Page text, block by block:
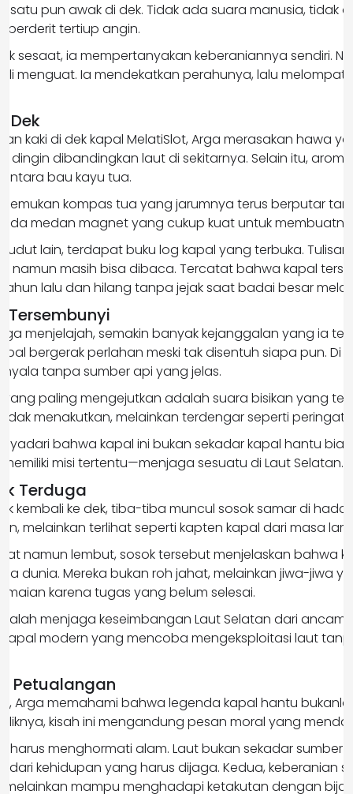
satu pun awak di dek. Tidak ada suara manusia, tidak
berderit tertiup angin.
sesaat, ia mempertanyakan keberaniannya sendiri.
menguat. Ia mendekatkan perahunya, lalu melompat
Dek
kaki di dek kapal MelatiSlot, Arga merasakan hawa
dingin dibandingkan laut di sekitarnya. Selain itu,
bau kayu tua.
kompas tua yang jarumnya terus berputar
ada medan magnet yang cukup kuat untuk
lain, terdapat buku log kapal yang terbuka.
namun masih bisa dibaca. Tercatat bahwa kapal
lalu dan hilang tanpa jejak saat badai besar
Tersembunyi
menjelajah, semakin banyak kejanggalan yang ia
bergerak perlahan meski tak disentuh siapa pun. Di
tanpa sumber api yang jelas.
yang paling mengejutkan adalah suara bisikan yang
menakutkan, melainkan terdengar seperti
bahwa kapal ini bukan sekadar kapal hantu
misi tertentu—menjaga sesuatu di Laut Selatan.
Terduga
kembali ke dek, tiba-tiba muncul sosok samar di
melainkan terlihat seperti kapten kapal dari masa
namun lembut, sosok tersebut menjelaskan bahwa
dunia. Mereka bukan roh jahat, melainkan jiwa-jiwa
karena tugas yang belum selesai.
menjaga keseimbangan Laut Selatan dari
kapal modern yang mencoba mengeksploitasi laut
Petualangan
Arga memahami bahwa legenda kapal hantu
kisah ini mengandung pesan moral yang
harus menghormati alam. Laut bukan sekadar sumber
dari kehidupan yang harus dijaga. Kedua, keberanian
mampu menghadapi ketakutan dengan